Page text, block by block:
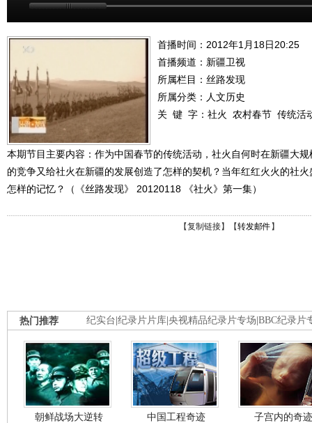
首播时间：2012年1月18日20:25
首播频道： 新疆卫视
所属栏目： 丝路发现
所属分类：人文历史
关 键 字： 社火 农村春节 传统活
本期节目主要内容：作为中国春节的传统活动，社火自何时在新疆大
的竞争又给社火在新疆的发展创造了怎样的契机？当年红红火火的社
怎样的记忆？（《丝路发现》 20120118 《社火》第一集）
【复制链接】【转发邮件 】
纪实台 纪录片片库 央视精品纪录片专场 BBC纪录片
热门推荐
朝鲜战场大逆转 中国工程奇迹 子宫内的奇迹